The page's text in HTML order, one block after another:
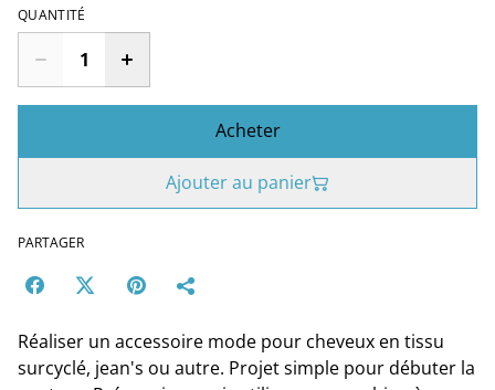
QUANTITÉ
Acheter
Ajouter au panier
PARTAGER
Réaliser un accessoire mode pour cheveux en tissu
surcyclé, jean's ou autre. Projet simple pour débuter la